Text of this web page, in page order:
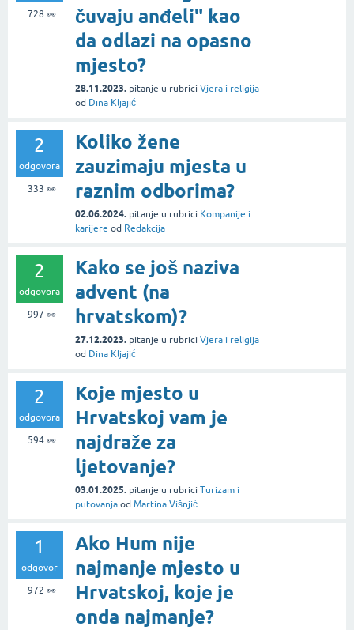
728 👀
čuvaju anđeli" kao
da odlazi na opasno
mjesto?
28.11.2023. pitanje u rubrici Vjera i religija
od Dina Kljajić
2
odgovora
333 👀
Koliko žene
zauzimaju mjesta u
raznim odborima?
02.06.2024. pitanje u rubrici Kompanije i
karijere od Redakcija
2
odgovora
997 👀
Kako se još naziva
advent (na
hrvatskom)?
27.12.2023. pitanje u rubrici Vjera i religija
od Dina Kljajić
2
odgovora
594👀
Koje mjesto u
Hrvatskoj vam je
najdraže za
ljetovanje?
03.01.2025. pitanje u rubrici Turizam i
putovanja od Martina Višnjić
1
odgovor
972 👀
Ako Hum nije
najmanje mjesto u
Hrvatskoj, koje je
onda najmanje?